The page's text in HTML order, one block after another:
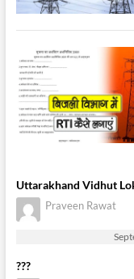
Uttarakhand Vidhut
Praveen Rawat
???